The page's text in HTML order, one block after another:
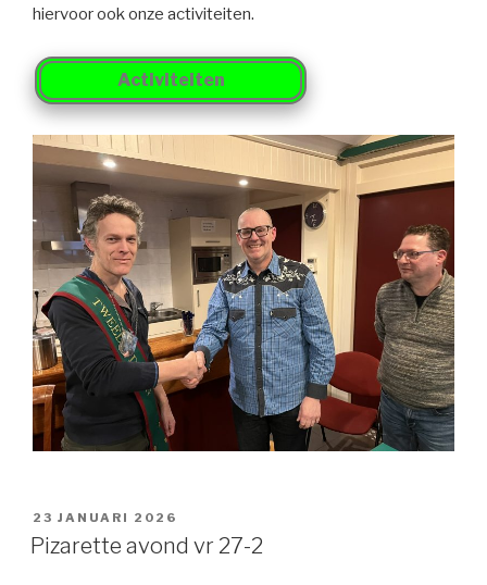
hiervoor ook onze activiteiten.
Activiteiten
GEPLAATST
OP
23 JANUARI 2026
Pizarette avond vr 27-2